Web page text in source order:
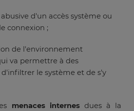
d'un accès système ou
connexion ;
de l'environnement
va permettre à des
le système et de s'y
menaces internesdues à la